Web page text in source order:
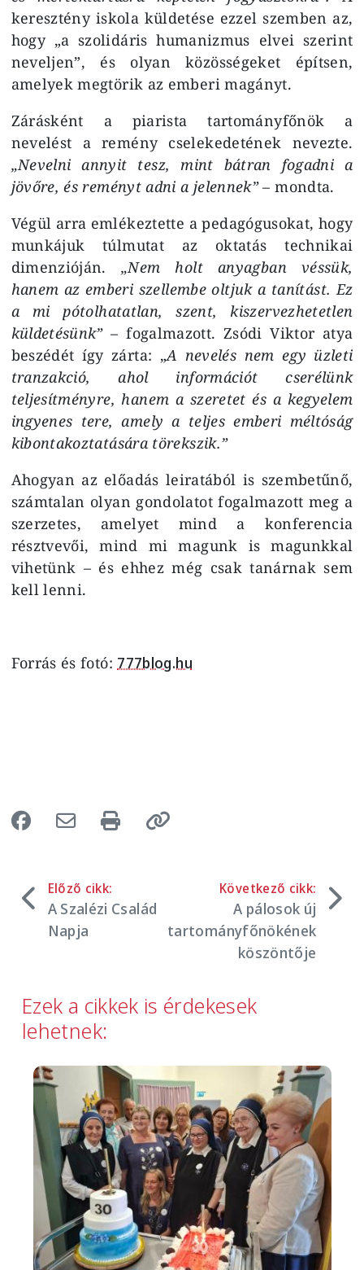
keresztény iskola küldetése ezzel szemben az,
hogy „a szolidáris humanizmus elvei szerint
neveljen”, és olyan közösségeket építsen,
amelyek megtörik az emberi magányt.
Zárásként a piarista tartományfőnök a
nevelést a remény cselekedetének nevezte.
„Nevelni annyit tesz, mint bátran fogadni a
jövőre, és reményt adni a jelennek”– mondta.
Végül arra emlékeztette a pedagógusokat, hogy
munkájuk túlmutat az oktatás technikai
dimenzióján. „Nem holt anyagban véssük,
hanem az emberi szellembe oltjuk a tanítást. Ez
a mi pótolhatatlan, szent, kiszervezhetetlen
küldetésünk”– fogalmazott. Zsódi Viktor atya
beszédét így zárta: „A nevelés nem egy üzleti
tranzakció, ahol információt cserélünk
teljesítményre, hanem a szeretet és a kegyelem
ingyenes tere, amely a teljes emberi méltóság
kibontakoztatására törekszik.”
Ahogyan az előadás leiratából is szembetűnő,
számtalan olyan gondolatot fogalmazott meg a
szerzetes, amelyet mind a konferencia
résztvevői, mind mi magunk is magunkkal
vihetünk – és ehhez még csak tanárnak sem
kell lenni.
Forrás és fotó: 777blog.hu
Előző cikk:
A Szalézi Család
Napja
Következő cikk:
A pálosok új
tartományfőnökének
köszöntője
Ezek a cikkek is érdekesek
lehetnek:
Image